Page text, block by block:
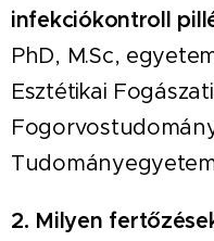
infekciókontroll
PhD, M.Sc,
Esztétikai
2. Milyen